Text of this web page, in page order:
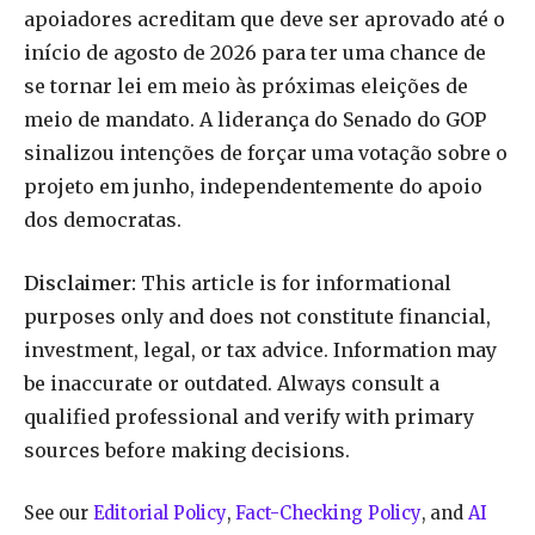
apoiadores acreditam que deve ser aprovado até o
início de agosto de 2026 para ter uma chance de
se tornar lei em meio às próximas eleições de
meio de mandato. A liderança do Senado do GOP
sinalizou intenções de forçar uma votação sobre o
projeto em junho, independentemente do apoio
dos democratas.
Disclaimer: This article is for informational
purposes only and does not constitute financial,
investment, legal, or tax advice. Information may
be inaccurate or outdated. Always consult a
qualified professional and verify with primary
sources before making decisions.
See our Editorial Policy, Fact-Checking Policy, and AI